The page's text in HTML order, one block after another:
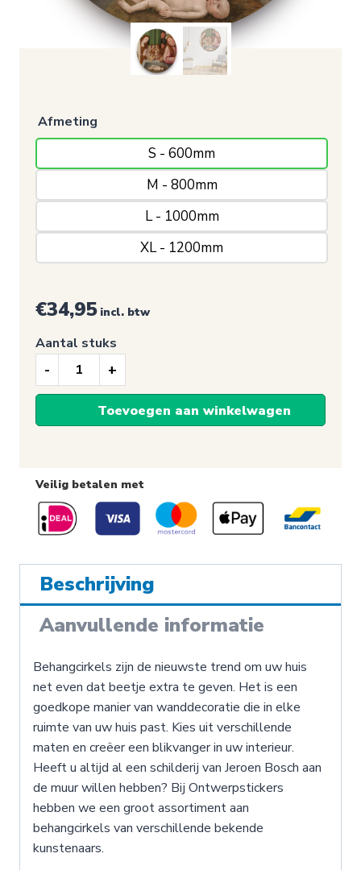
Afmeting
S - 600mm
M - 800mm
L - 1000mm
XL - 1200mm
€34,95incl. btw
De
Geboorte
Jheronimus
Bosch
-
Behangcirkel
aantal
Aantal stuks
Toevoegen aan winkelwagen
Veilig betalen met
Beschrijving
Aanvullende informatie
Behangcirkels zijn de nieuwste trend om uw huis
net even dat beetje extra te geven. Het is een
goedkope manier van wanddecoratie die in elke
ruimte van uw huis past. Kies uit verschillende
maten en creëer een blikvanger in uw interieur.
Heeft u altijd al een schilderij van Jeroen Bosch aan
de muur willen hebben? Bij Ontwerpstickers
hebben we een groot assortiment aan
behangcirkels van verschillende bekende
kunstenaars.